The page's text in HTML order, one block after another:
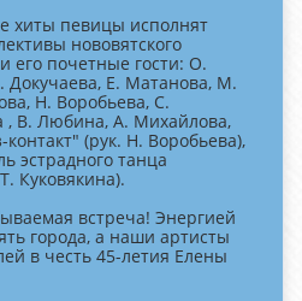
хиты певицы исполнят
нововятского
его почетные гости: О.
Докучаева, Е. Матанова, М.
Н. Воробьева, С.
, В. Любина, А. Михайлова,
(рук. Н. Воробьева),
эстрадного танца
Куковякина).
встреча! Энергией
города, а наши артисты
в честь 45-летия Елены